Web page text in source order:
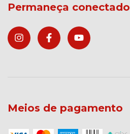
Permaneça conectado
Meios de pagamento